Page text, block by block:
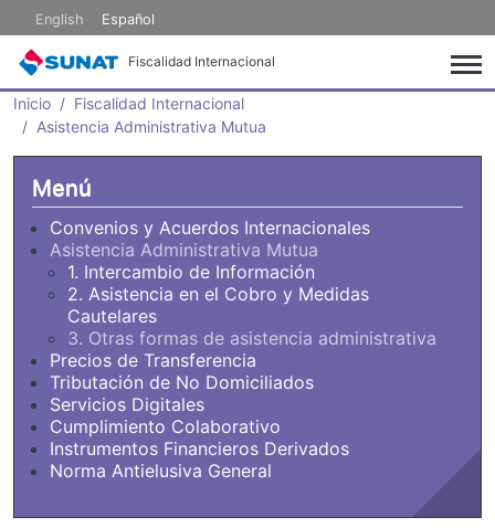
Pasar al contenido principal
English Español
Fiscalidad Internacional
Inicio
Fiscalidad Internacional
Asistencia Administrativa Mutua
Menú
Convenios y Acuerdos Internacionales
Asistencia Administrativa Mutua
1. Intercambio de Información
2. Asistencia en el Cobro y Medidas
Cautelares
3. Otras formas de asistencia administrativa
Precios de Transferencia
Tributación de No Domiciliados
Servicios Digitales
Cumplimiento Colaborativo
Instrumentos Financieros Derivados
Norma Antielusiva General